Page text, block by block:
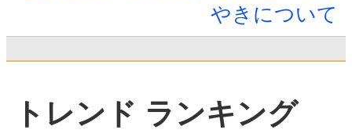
やきについて
トレンド ランキング